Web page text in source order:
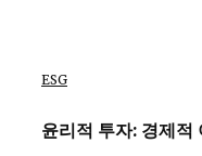
ESG
윤리적 투자: 경제적